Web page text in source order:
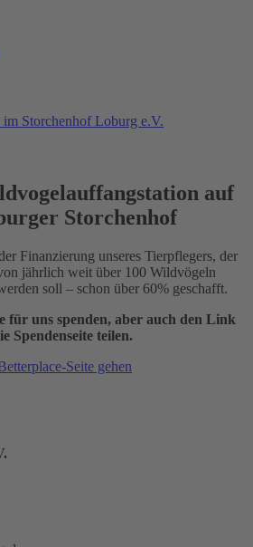
auf
Storchenhof
Finanzierung unseres Tierpflegers, der
jährlich weit über 100 Wildvögeln
soll – schon über 60% geschafft.
für uns spenden, aber auch den Link
Spendenseite teilen.
Seite gehen